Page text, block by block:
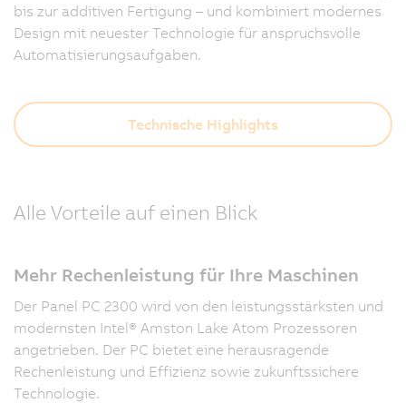
bis zur additiven Fertigung – und kombiniert modernes
Design mit neuester Technologie für anspruchsvolle
Automatisierungsaufgaben.
Technische Highlights
Alle Vorteile auf einen Blick
Mehr Rechenleistung für Ihre Maschinen
Der Panel PC 2300 wird von den leistungsstärksten und
modernsten Intel® Amston Lake Atom Prozessoren
angetrieben. Der PC bietet eine herausragende
Rechenleistung und Effizienz sowie zukunftssichere
Technologie.